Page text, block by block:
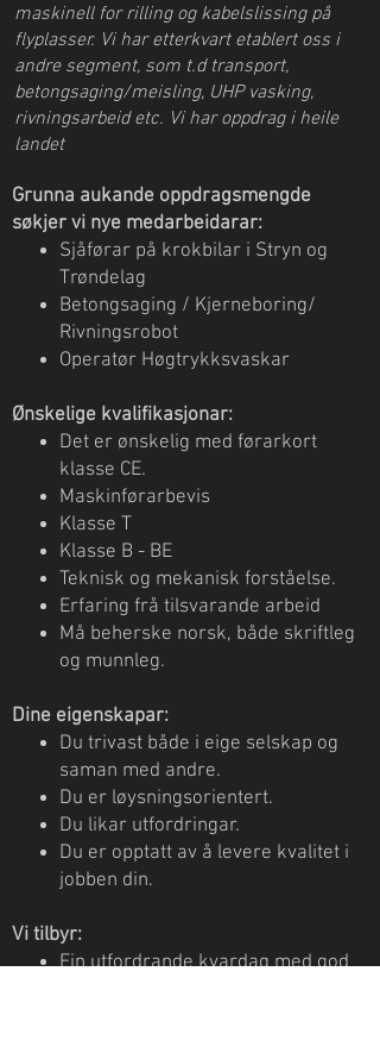
maskinell for rilling og kabelslissing på
flyplasser. Vi har etterkvart etablert oss i
andre segment, som t.d transport,
betongsaging/meisling, UHP vasking,
rivningsarbeid etc. Vi har oppdrag i heile
landet
Grunna aukande oppdragsmengde
søkjer vi nye medarbeidarar:
Sjåførar på krokbilar i Stryn og
Trøndelag
Betongsaging / Kjerneboring/
Rivningsrobot
Operatør Høgtrykksvaskar
Ønskelige kvalifikasjonar:
Det er ønskelig med førarkort
klasse CE.
Maskinførarbevis
Klasse T
Klasse B - BE
Teknisk og mekanisk forståelse.
Erfaring frå tilsvarande arbeid
Må beherske norsk, både skriftleg
og munnleg.
Dine eigenskapar:
Du trivast både i eige selskap og
saman med andre.
Du er løysningsorientert.
Du likar utfordringar.
Du er opptatt av å levere kvalitet i
jobben din.
Vi tilbyr:
Ein utfordrande kvardag med god